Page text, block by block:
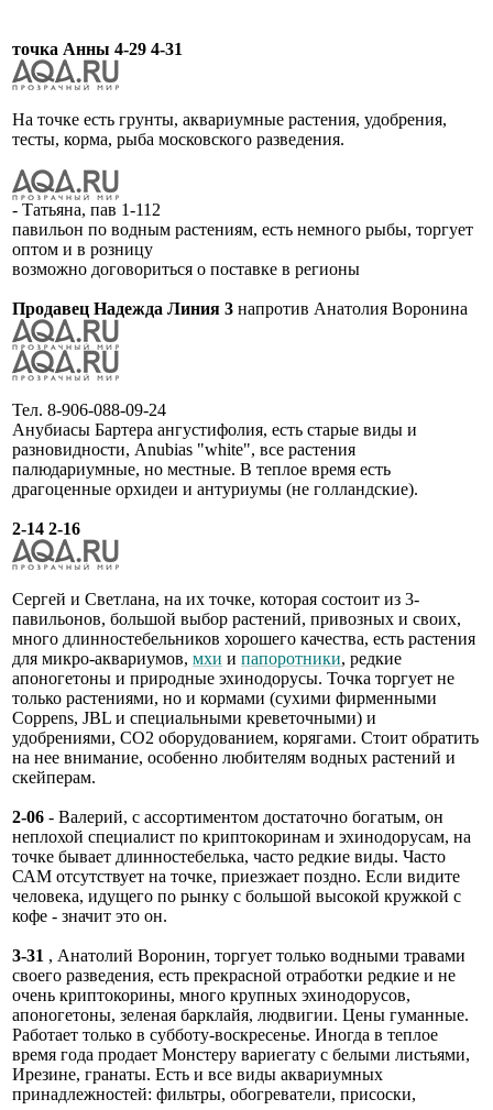
точка Анны 4-29 4-31
На точке есть грунты, аквариумные растения, удобрения,
тесты, корма, рыба московского разведения.
- Татьяна, пав 1-112
павильон по водным растениям, есть немного рыбы, торгует
оптом и в розницу
возможно договориться о поставке в регионы
Продавец Надежда Линия 3 напротив Анатолия Воронина
Тел. 8-906-088-09-24
Анубиасы Бартера ангустифолия, есть старые виды и
разновидности, Anubias "white", все растения
палюдариумные, но местные. В теплое время есть
драгоценные орхидеи и антуриумы (не голландские).
2-14 2-16
Сергей и Светлана, на их точке, которая состоит из 3-
павильонов, большой выбор растений, привозных и своих,
много длинностебельников хорошего качества, есть растения
для микро-аквариумов, мхи и папоротники, редкие
апоногетоны и природные эхинодорусы. Точка торгует не
только растениями, но и кормами (сухими фирменными
Coppens, JBL и специальными креветочными) и
удобрениями, СО2 оборудованием, корягами. Стоит обратить
на нее внимание, особенно любителям водных растений и
скейперам.
2-06 - Валерий, с ассортиментом достаточно богатым, он
неплохой специалист по криптокоринам и эхинодорусам, на
точке бывает длинностебелька, часто редкие виды. Часто
САМ отсутствует на точке, приезжает поздно. Если видите
человека, идущего по рынку с большой высокой кружкой с
кофе - значит это он.
3-31 , Анатолий Воронин, торгует только водными травами
своего разведения, есть прекрасной отработки редкие и не
очень криптокорины, много крупных эхинодорусов,
апоногетоны, зеленая барклайя, людвигии. Цены гуманные.
Работает только в субботу-воскресенье. Иногда в теплое
время года продает Монстеру вариегату с белыми листьями,
Ирезине, гранаты. Есть и все виды аквариумных
принадлежностей: фильтры, обогреватели, присоски,